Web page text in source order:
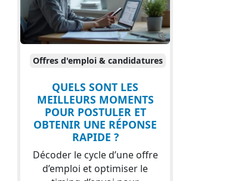
Offres d'emploi & candidatures
QUELS SONT LES
MEILLEURS MOMENTS
POUR POSTULER ET
OBTENIR UNE RÉPONSE
RAPIDE ?
Décoder le cycle d’une offre
d’emploi et optimiser le